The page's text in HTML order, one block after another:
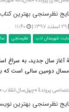
نظرسنجی بهترین کتاب پژوهشی ادبیات
۲۹ اسفند ۱۳۹۷ | ۱۱:۴۰
شهرستان ادب نظرسنجی
سال جدید، به سراغ
امسال دومین سالی است
پروندۀ «چهل‌سال
نظرسنجی بهترین نویسنده